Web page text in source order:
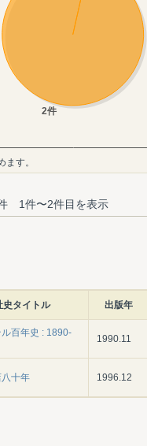
す。
1件〜2件目を表示
史タイトル 出版年
百年史 : 1890-
1990.11
十年 1996.12